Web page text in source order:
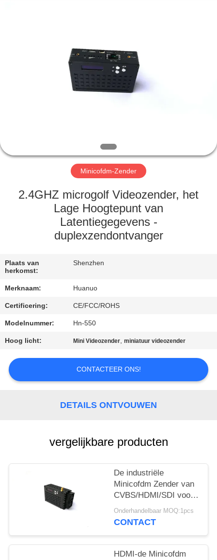
PRODUCTEN
FABRIEKSTOUR
KWALITEITSCONTROLE
CONTACT
ONS
OP
VRAAG
EEN
OFFERTE
SITEMAP
PRIVACYBELEID
Minicofdm-Zender
2.4GHZ microgolf Videozender, het
Lage Hoogtepunt van
Latentiegegevens -
duplexzendontvanger
Plaats van
herkomst:
Shenzhen
Merknaam: Huanuo
Certificering: CE/FCC/ROHS
Modelnummer: Hn-550
Hoog licht: Mini Videozender,miniatuur videozender
CONTACTEER ONS!
DETAILS ONTVOUWEN
vergelijkbare producten
De industriële
Minicofdm Zender van
CVBS/HDMI/SDI voor
Lange afstanduav UGV
Systeem
Onderhandelbaar MOQ:1pcs
CONTACT
HDMI-de Minicofdm